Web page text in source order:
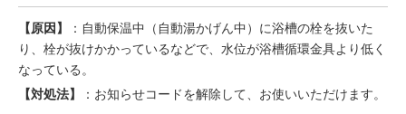
【原因】
：自動保温中（自動湯かげん中）に浴槽の栓を抜いた
り、栓が抜けかかっているなどで、水位が浴槽循環金具より低く
なっている。
【対処法】
：お知らせコードを解除して、お使いいただけます。